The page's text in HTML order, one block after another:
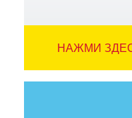
НАЖМИ